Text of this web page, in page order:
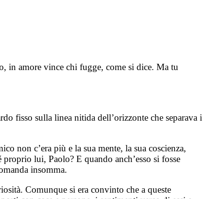
in amore vince chi fugge, come si dice. Ma tu
fisso sulla linea nitida dell’orizzonte che separava i
non c’era più e la sua mente, la sua coscienza,
lui, Paolo? E quando anch’esso si fosse
insomma.
Comunque si era convinto che a queste